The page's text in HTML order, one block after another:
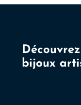
bijoux